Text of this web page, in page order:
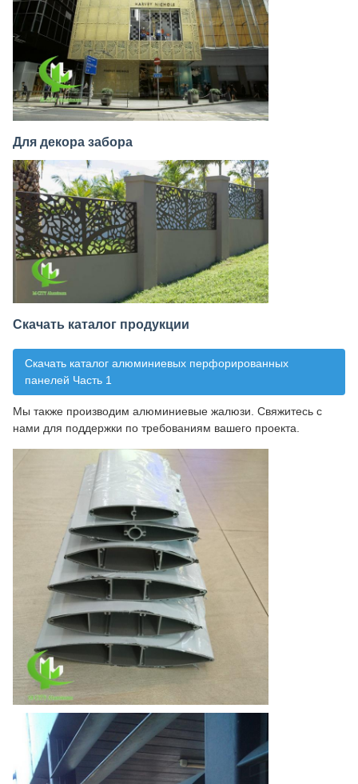
Для декора забора
Скачать каталог продукции
Скачать каталог алюминиевых перфорированных
панелей Часть 1
Мы также производим алюминиевые жалюзи. Свяжитесь с
нами для поддержки по требованиям вашего проекта.